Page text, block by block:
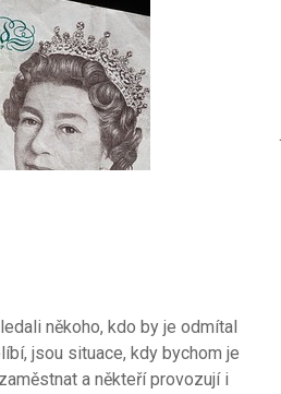
někoho, kdo by je odmítal
jsou situace, kdy bychom je
a někteří provozují i